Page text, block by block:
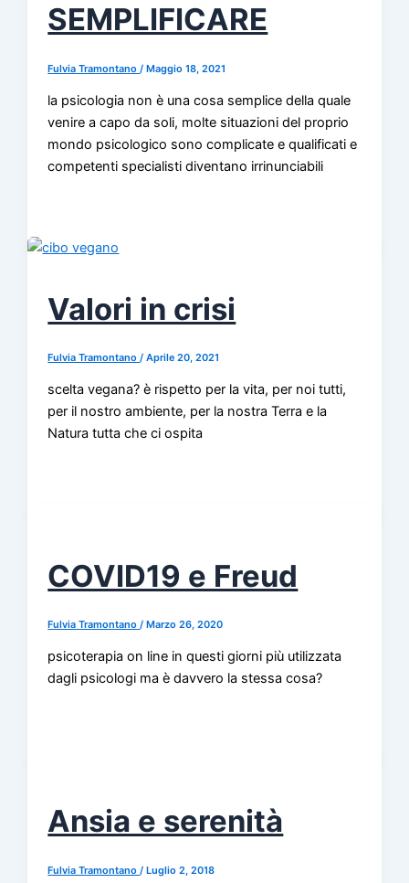
SEMPLIFICARE
Fulvia Tramontano/Maggio 18, 2021
la psicologia non è una cosa semplice della quale
venire a capo da soli, molte situazioni del proprio
mondo psicologico sono complicate e qualificati e
competenti specialisti diventano irrinunciabili
Valori in crisi
Fulvia Tramontano/Aprile 20, 2021
scelta vegana? è rispetto per la vita, per noi tutti,
per il nostro ambiente, per la nostra Terra e la
Natura tutta che ci ospita
COVID19 e Freud
Fulvia Tramontano/Marzo 26, 2020
psicoterapia on line in questi giorni più utilizzata
dagli psicologi ma è davvero la stessa cosa?
Ansia e serenità
Fulvia Tramontano/Luglio 2, 2018